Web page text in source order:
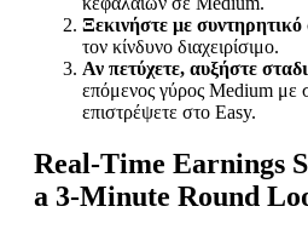
Ξεκινήστε με
τον κίνδυνο διαχειρίσιμο.
Αν πετύχετε, αυξήστε
επόμενος γύρος Medium με
επιστρέψετε στο Easy.
Real‑Time Earnings
a 3‑Minute Round